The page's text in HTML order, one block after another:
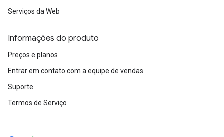
Serviços da Web
Informações do produto
Preços e planos
Entrar em contato com a equipe de vendas
Suporte
Termos de Serviço